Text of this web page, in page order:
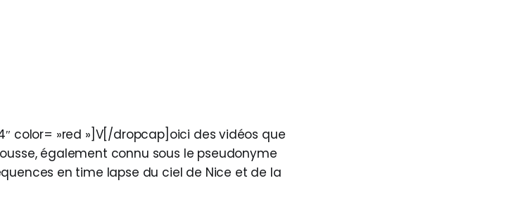
color= »red »]V[/dropcap]oici des vidéos que
également connu sous le pseudonyme
en time lapse du ciel de Nice et de la